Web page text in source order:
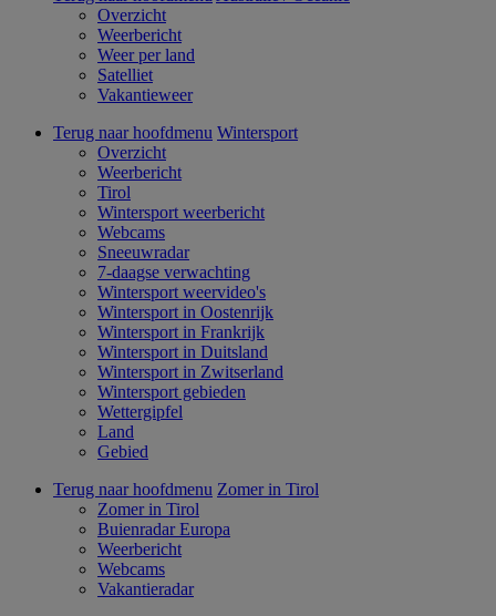
Overzicht
Weerbericht
Weer per land
Satelliet
Vakantieweer
Terug naar hoofdmenu Wintersport
Overzicht
Weerbericht
Tirol
Wintersport weerbericht
Webcams
Sneeuwradar
7-daagse verwachting
Wintersport weervideo's
Wintersport in Oostenrijk
Wintersport in Frankrijk
Wintersport in Duitsland
Wintersport in Zwitserland
Wintersport gebieden
Wettergipfel
Land
Gebied
Terug naar hoofdmenu Zomer in Tirol
Zomer in Tirol
Buienradar Europa
Weerbericht
Webcams
Vakantieradar